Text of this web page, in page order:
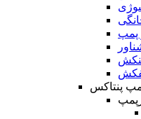
پمپ